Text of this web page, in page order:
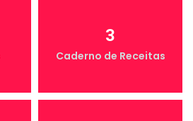
3
Caderno de Receitas